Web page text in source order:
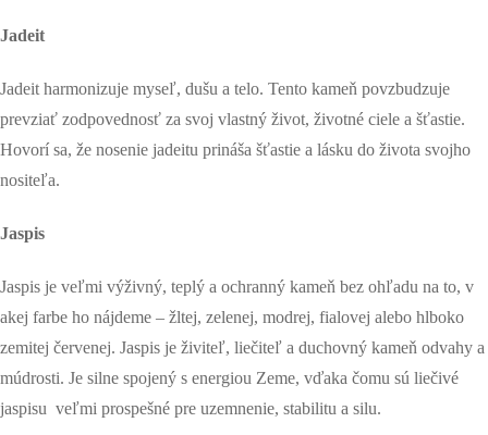
Jadeit
Jadeit harmonizuje myseľ, dušu a telo. Tento kameň povzbudzuje
prevziať zodpovednosť za svoj vlastný život, životné ciele a šťastie.
Hovorí sa, že nosenie jadeitu prináša šťastie a lásku do života svojho
nositeľa.
Jaspis
Jaspis je veľmi výživný, teplý a ochranný kameň bez ohľadu na to, v
akej farbe ho nájdeme – žltej, zelenej, modrej, fialovej alebo hlboko
zemitej červenej. Jaspis je živiteľ, liečiteľ a duchovný kameň odvahy a
múdrosti. Je silne spojený s energiou Zeme, vďaka čomu sú liečivé
jaspisu veľmi prospešné pre uzemnenie, stabilitu a silu.